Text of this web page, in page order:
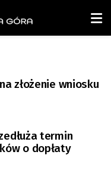
złożenie wniosku
termin
o dopłaty